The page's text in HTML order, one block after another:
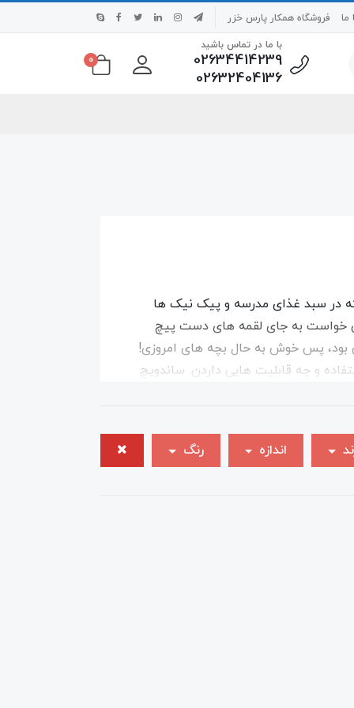
ما فروشگاه همکار پارس خزر
با ما در تماس باشید
02634414239
02632404136
0
که در سبد غذای مدرسه و پیک نیک ها
خواست به جای لقمه های دست پیچ
بود، پس خوش به حال بچه های امروزی!
و چه قابلیت هایی داردن. ساندویچ
یک ساندویچ به شما می‌دهند و برخی
مشخصات و قیمت انواع دستگاه
نیز مانند سایر محصولات فروشگاه
اندازه رنگ